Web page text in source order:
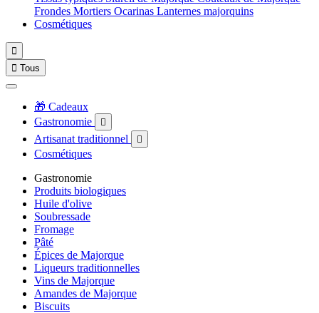
Frondes Mortiers Ocarinas Lanternes majorquins
Cosmétiques

 Tous
🎁 Cadeaux
Gastronomie

Artisanat traditionnel 
Cosmétiques
Gastronomie
Produits biologiques
Huile d'olive
Soubressade
Fromage
Pâté
Épices de Majorque
Liqueurs traditionnelles
Vins de Majorque
Amandes de Majorque
Biscuits